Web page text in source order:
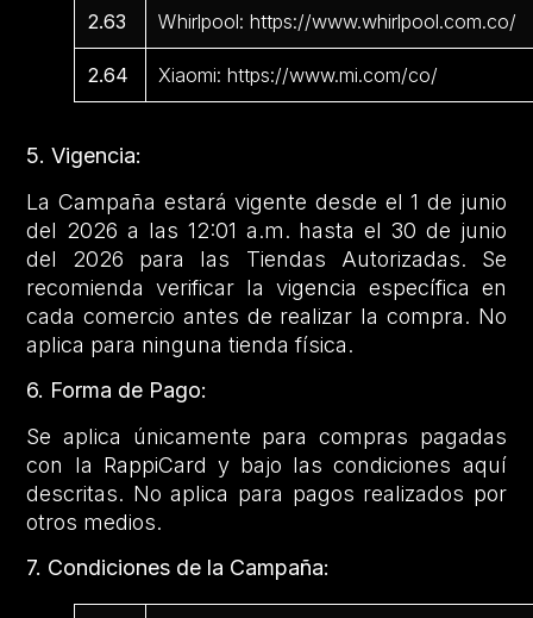
2.63 Whirlpool: https://www.whirlpool.com.co/
2.64 Xiaomi: https://www.mi.com/co/
5. Vigencia:
La Campaña estará vigente desde el 1 de junio
del 2026 a las 12:01 a.m. hasta el 30 de junio
del 2026 para las Tiendas Autorizadas. Se
recomienda verificar la vigencia específica en
cada comercio antes de realizar la compra. No
aplica para ninguna tienda física.
6. Forma de Pago:
Se aplica únicamente para compras pagadas
con la RappiCard y bajo las condiciones aquí
descritas. No aplica para pagos realizados por
otros medios.
7. Condiciones de la Campaña: